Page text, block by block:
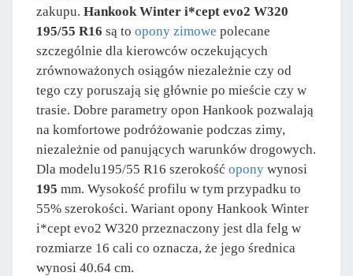
zakupu. Hankook Winter i*cept evo2 W320
195/55 R16 są to opony zimowe polecane
szczególnie dla kierowców oczekujących
zrównoważonych osiągów niezależnie czy od
tego czy poruszają się głównie po mieście czy w
trasie. Dobre parametry opon Hankook pozwalają
na komfortowe podróżowanie podczas zimy,
niezależnie od panujących warunków drogowych.
Dla modelu195/55 R16 szerokość opony wynosi
195 mm. Wysokość profilu w tym przypadku to
55% szerokości. Wariant opony Hankook Winter
i*cept evo2 W320 przeznaczony jest dla felg w
rozmiarze 16 cali co oznacza, że jego średnica
wynosi 40.64 cm.